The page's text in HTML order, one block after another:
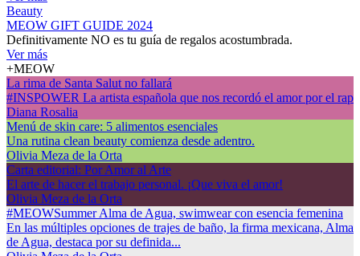
Beauty
MEOW GIFT GUIDE 2024
Definitivamente NO es tu guía de regalos acostumbrada.
Ver más
+MEOW
La rima de Santa Salut no fallará
#INSPOWER La artista española que nos recordó el amor por el rap
Diana Rosalia
Menú de skin care: 5 alimentos esenciales
Una rutina clean beauty comienza desde adentro.
Olivia Meza de la Orta
Carta editorial: Por Amor al Arte
El arte de hacer el trabajo personal. ¡Que viva el amor!
Olivia Meza de la Orta
#MEOWSummer Alma de Agua, swimwear con esencia femenina
En las múltiples opciones de trajes de baño, la firma mexicana, Alma
de Agua, destaca por su definida...